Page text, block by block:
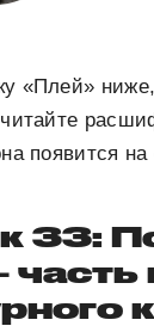
«Плей»
появится
33:
часть